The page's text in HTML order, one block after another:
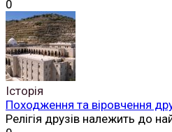
0
Історія
Походження та віровчення
Релігія друзів належить до